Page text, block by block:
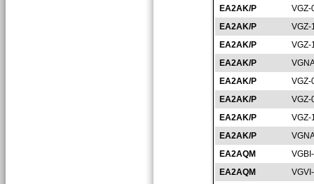
EA2AK/P
VGZ-
EA2AK/P
VGZ-
EA2AK/P
VGZ-
EA2AK/P
EA2AK/P
VGZ-
EA2AK/P
VGZ-
EA2AK/P
VGZ-
EA2AK/P
EA2AQM
EA2AQM